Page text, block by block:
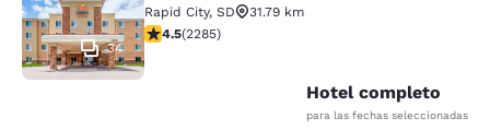
34
Rapid City, SD
31.79 km
calificación de 4.55 estrellas. Excelente. 2285 reseñas
4.5(2285)
Hotel completo
para las fechas seleccionadas